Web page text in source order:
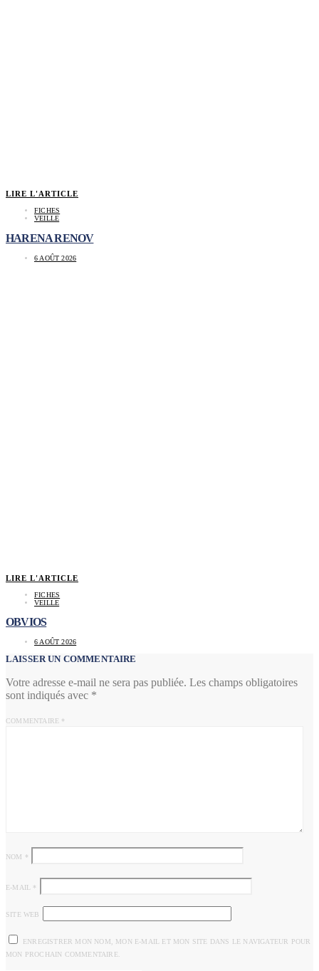
LIRE L'ARTICLE
FICHES
VEILLE
HARENA RENOV
6 AOÛT 2026
LIRE L'ARTICLE
FICHES
VEILLE
OBVIOS
6 AOÛT 2026
LAISSER UN COMMENTAIRE
Votre adresse e-mail ne sera pas publiée. Les champs obligatoires
sont indiqués avec *
COMMENTAIRE *
NOM *
E-MAIL *
SITE WEB
ENREGISTRER MON NOM, MON E-MAIL ET MON SITE DANS LE NAVIGATEUR POUR
MON PROCHAIN COMMENTAIRE.